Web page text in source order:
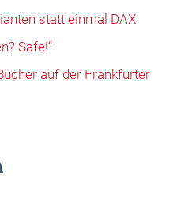
statt einmal DAX
Safe!“
auf der Frankfurter